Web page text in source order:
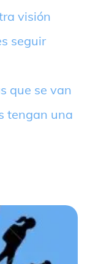
visión
seguir
que se van
tengan una